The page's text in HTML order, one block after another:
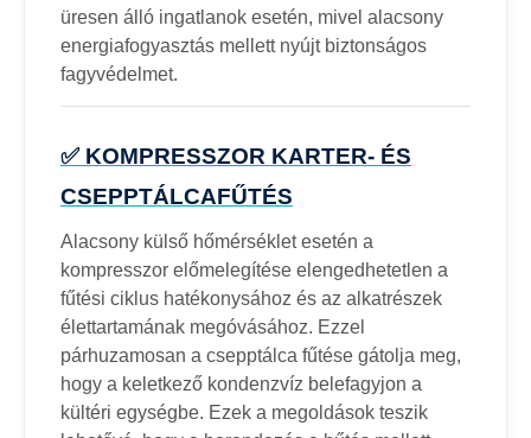
üresen álló ingatlanok esetén, mivel alacsony
energiafogyasztás mellett nyújt biztonságos
fagyvédelmet.
✅ KOMPRESSZOR KARTER- ÉS
CSEPPTÁLCAFŰTÉS
Alacsony külső hőmérséklet esetén a
kompresszor előmelegítése elengedhetetlen a
fűtési ciklus hatékonysához és az alkatrészek
élettartamának megóvásához. Ezzel
párhuzamosan a csepptálca fűtése gátolja meg,
hogy a keletkező kondenzvíz belefagyjon a
kültéri egységbe. Ezek a megoldások teszik